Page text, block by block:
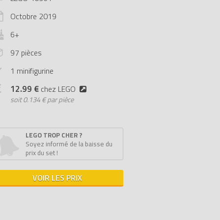
Octobre 2019
6+
97 pièces
1 minifigurine
12.99 € chez LEGO
soit0.134 € par pièce
LEGO TROP CHER ?
Soyez informé de la baisse du
prix du set !
VOIR LES PRIX